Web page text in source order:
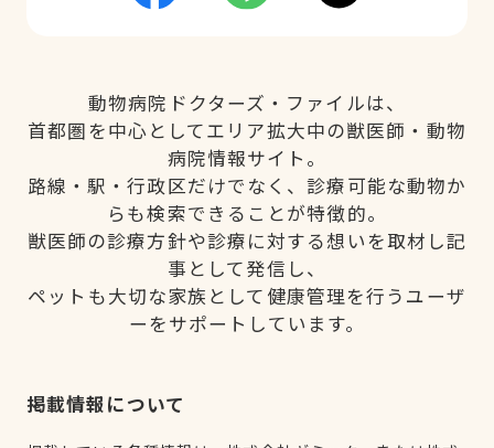
動物病院ドクターズ・ファイルは、
首都圏を中心としてエリア拡大中の獣医師・動物
病院情報サイト。
路線・駅・行政区だけでなく、診療可能な動物か
らも検索できることが特徴的。
獣医師の診療方針や診療に対する想いを取材し記
事として発信し、
ペットも大切な家族として健康管理を行うユーザ
ーをサポートしています。
掲載情報について